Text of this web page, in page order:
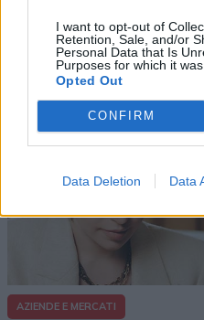
I want to opt-out of
Retention, Sale, and/or
Personal Data that Is
Purposes for which it was
Opted Out
CONFIRM
Data Deletion Data
Altri articoli che
AZIENDE E MERCATI